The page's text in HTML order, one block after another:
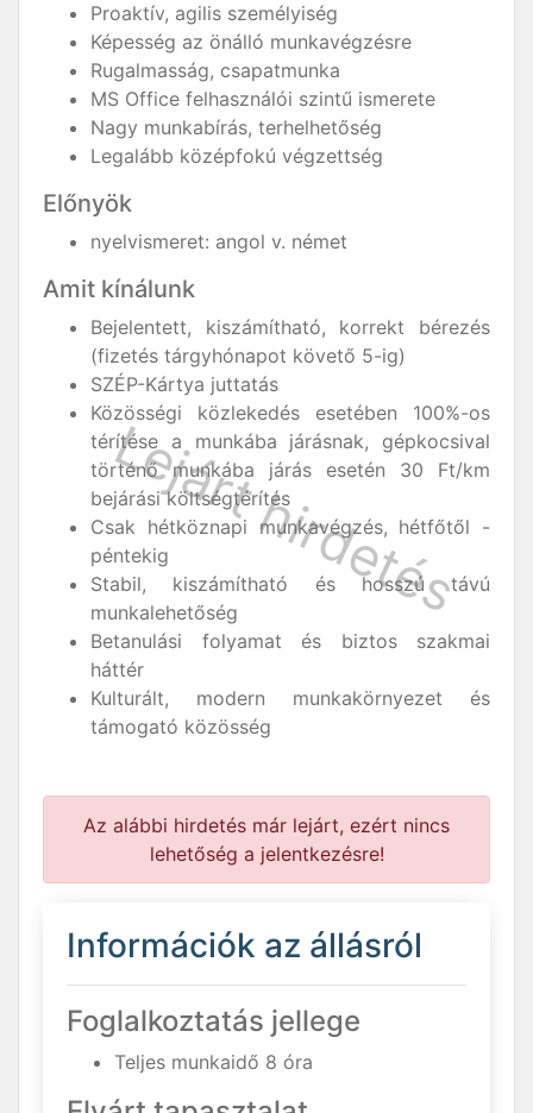
Proaktív, agilis személyiség
Képesség az önálló munkavégzésre
Rugalmasság, csapatmunka
MS Office felhasználói szintű ismerete
Nagy munkabírás, terhelhetőség
Legalább középfokú végzettség
Előnyök
nyelvismeret: angol v. német
Amit kínálunk
Bejelentett, kiszámítható, korrekt bérezés
(fizetés tárgyhónapot követő 5-ig)
SZÉP-Kártya juttatás
Közösségi közlekedés esetében 100%-os
térítése a munkába járásnak, gépkocsival
történő munkába járás esetén 30 Ft/km
bejárási költségtérítés
Csak hétköznapi munkavégzés, hétfőtől -
péntekig
Stabil, kiszámítható és hosszú távú
munkalehetőség
Betanulási folyamat és biztos szakmai
háttér
Kulturált, modern munkakörnyezet és
támogató közösség
Az alábbi hirdetés már lejárt, ezért nincs
lehetőség a jelentkezésre!
Információk az állásról
Foglalkoztatás jellege
Teljes munkaidő 8 óra